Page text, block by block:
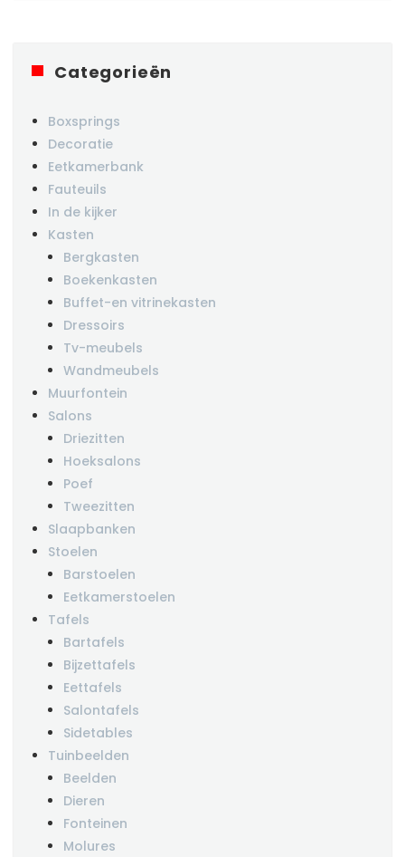
Categorieën
Boxsprings
Decoratie
Eetkamerbank
Fauteuils
In de kijker
Kasten
Bergkasten
Boekenkasten
Buffet-en vitrinekasten
Dressoirs
Tv-meubels
Wandmeubels
Muurfontein
Salons
Driezitten
Hoeksalons
Poef
Tweezitten
Slaapbanken
Stoelen
Barstoelen
Eetkamerstoelen
Tafels
Bartafels
Bijzettafels
Eettafels
Salontafels
Sidetables
Tuinbeelden
Beelden
Dieren
Fonteinen
Molures